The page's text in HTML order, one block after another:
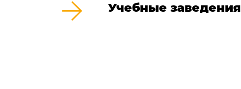
Учебные заведения